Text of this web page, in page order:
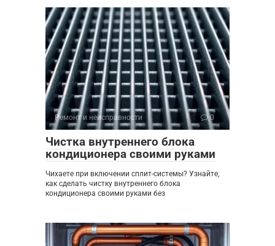
Ремонт и неисправности 0
Чистка внутреннего блока
кондиционера своими руками
Чихаете при включении сплит-системы? Узнайте,
как сделать чистку внутреннего блока
кондиционера своими руками без